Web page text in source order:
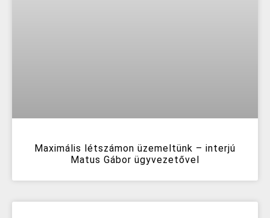
Maximális létszámon üzemeltünk – interjú
Matus Gábor ügyvezetővel